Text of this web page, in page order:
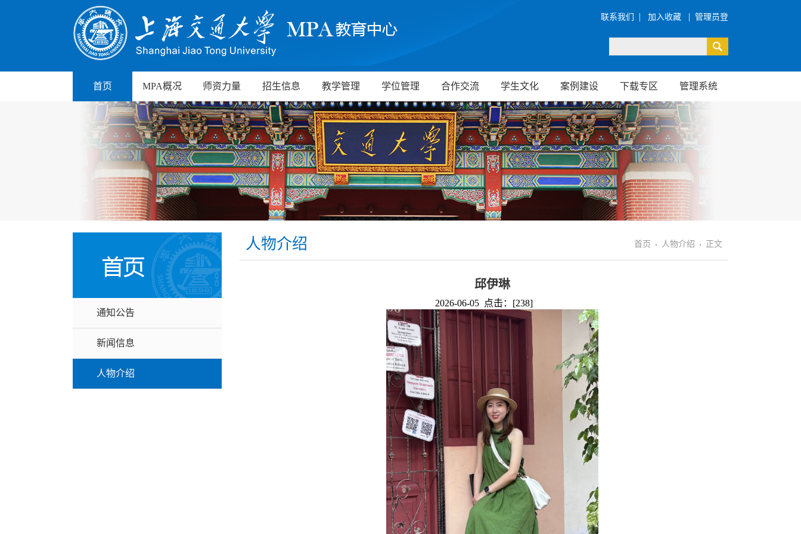
联系我们 | 加入收藏 | 管理员登
首页 MPA概况 师资力量 招生信息 教学管理 学位管理 合作交流 学生文化 案例建设 下载专区 管理系统
通知公告
新闻信息
人物介绍
人物介绍 首页 人物介绍 正文
邱伊琳
2026-06-05 点击：[238]